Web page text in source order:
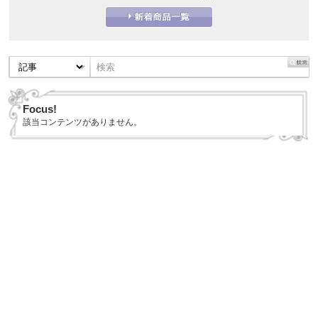
Focus!
該当コンテンツがありません。